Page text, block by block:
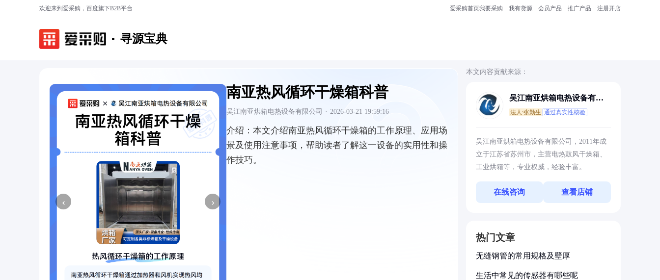
欢迎来到爱采购，百度旗下B2B平台 爱采购首页我要采购 我有货源 会员产品 推广产品 注册开店
寻源宝典
‹ ›
南亚热风循环干燥箱科普
吴江南亚烘箱电热设备有限公司 · 2026-03-21 19:59:16
介绍： 本文介绍南亚热风循环干燥箱的工作原理、应用场
景及使用注意事项，帮助读者了解这一设备的实用性和操
作技巧。
本文内容贡献来源：
吴江南亚烘箱电热设备有限
法人:张勤生 通过真实性核验
吴江南亚烘箱电热设备有限公司，2011年成
立于江苏省苏州市，主营电热鼓风干燥箱、
工业烘箱等，专业权威，经验丰富。
在线咨询 查看店铺
热门文章
无缝钢管的常用规格及壁厚
生活中常见的传感器有哪些呢